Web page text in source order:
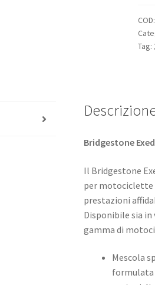
R
16
86V
Tag:
Bridgestone
Il Bridgestone
per motociclette
prestazioni
Disponibile sia
gamma di
Mescola
formulata